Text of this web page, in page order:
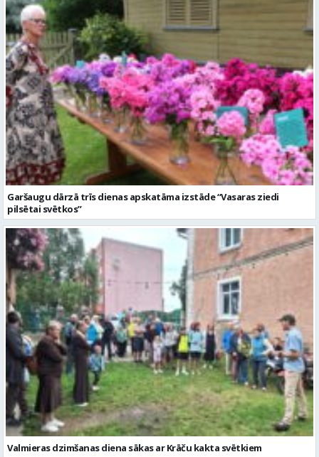
Garšaugu dārzā trīs dienas apskatāma izstāde “Vasaras ziedi
pilsētai svētkos”
Valmieras dzimšanas diena sākas ar Krāču kakta svētkiem